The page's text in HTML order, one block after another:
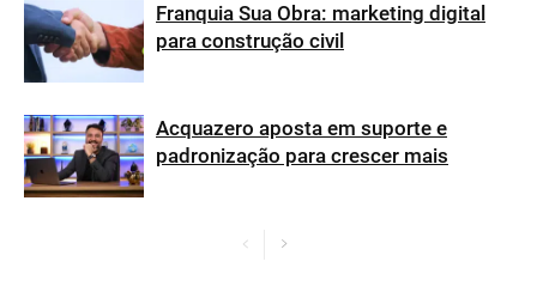
Franquia Sua Obra: marketing digital
para construção civil
Acquazero aposta em suporte e
padronização para crescer mais